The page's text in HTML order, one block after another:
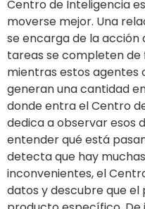
Centro de Inteligencia
moverse mejor. Una
se encarga de la acción
tareas se completen de
mientras estos agentes
generan una cantidad
donde entra el Centro
dedica a observar esos
entender qué está
detecta que hay
inconvenientes, el
datos y descubre que